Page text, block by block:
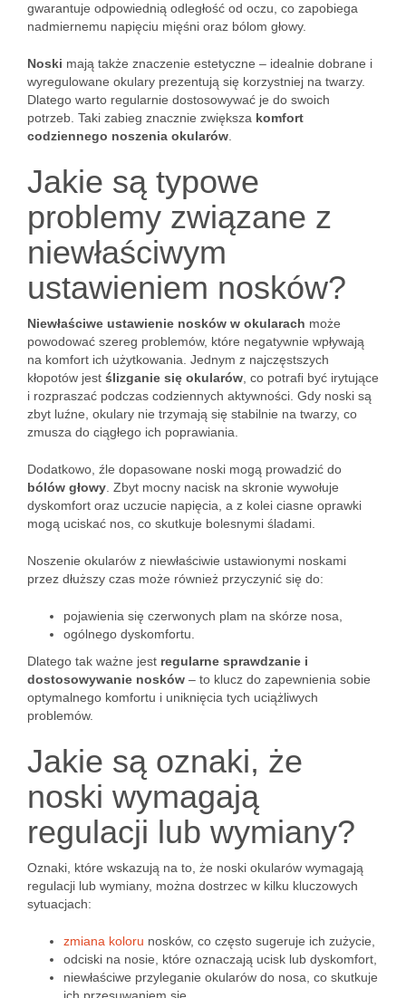
gwarantuje odpowiednią odległość od oczu, co zapobiega
nadmiernemu napięciu mięśni oraz bólom głowy.
Noski mają także znaczenie estetyczne – idealnie dobrane i
wyregulowane okulary prezentują się korzystniej na twarzy.
Dlatego warto regularnie dostosowywać je do swoich
potrzeb. Taki zabieg znacznie zwiększa komfort
codziennego noszenia okularów
Jakie są typowe
problemy związane z
niewłaściwym
ustawieniem nosków?
Niewłaściwe ustawienie nosków w okularach może
powodować szereg problemów, które negatywnie wpływają
na komfort ich użytkowania. Jednym z najczęstszych
kłopotów jest ślizganie się okularów , co potrafi być irytujące
i rozpraszać podczas codziennych aktywności. Gdy noski są
zbyt luźne, okulary nie trzymają się stabilnie na twarzy, co
zmusza do ciągłego ich poprawiania.
Dodatkowo, źle dopasowane noski mogą prowadzić do
bólów głowy . Zbyt mocny nacisk na skronie wywołuje
dyskomfort oraz uczucie napięcia, a z kolei ciasne oprawki
mogą uciskać nos, co skutkuje bolesnymi śladami.
Noszenie okularów z niewłaściwie ustawionymi noskami
przez dłuższy czas może również przyczynić się do:
pojawienia się czerwonych plam na skórze nosa,
ogólnego dyskomfortu.
Dlatego tak ważne jest regularne sprawdzanie i
dostosowywanie nosków – to klucz do zapewnienia sobie
optymalnego komfortu i uniknięcia tych uciążliwych
problemów.
Jakie są oznaki, że
noski wymagają
regulacji lub wymiany?
Oznaki, które wskazują na to, że noski okularów wymagają
regulacji lub wymiany, można dostrzec w kilku kluczowych
sytuacjach:
zmiana koloru nosków, co często sugeruje ich zużycie,
odciski na nosie, które oznaczają ucisk lub dyskomfort,
niewłaściwe przyleganie okularów do nosa, co skutkuje